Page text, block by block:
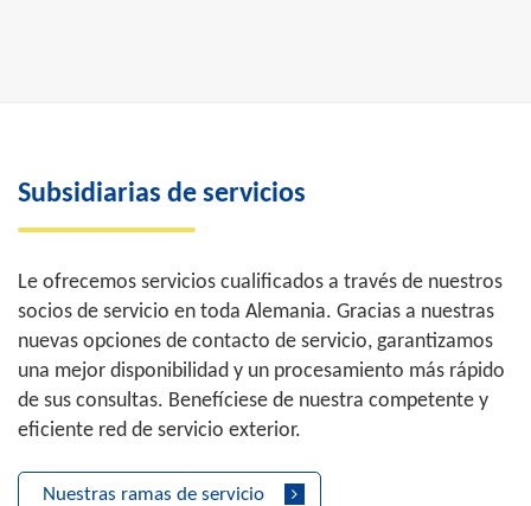
Subsidiarias de servicios
Le ofrecemos servicios cualificados a través de nuestros
socios de servicio en toda Alemania. Gracias a nuestras
nuevas opciones de contacto de servicio, garantizamos
una mejor disponibilidad y un procesamiento más rápido
de sus consultas. Benefíciese de nuestra competente y
eficiente red de servicio exterior.
Nuestras ramas de servicio